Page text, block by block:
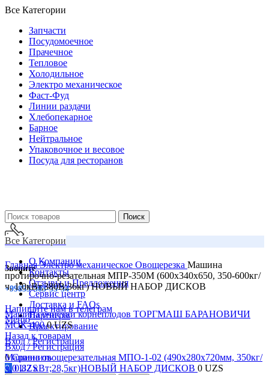
Все Категории
Запчасти
Посудомоечное
Прачечное
Тепловое
Холодильное
Электро механическое
Фаст-Фуд
Линии раздачи
Хлебопекарное
Барное
Нейтральное
Упаковочное и весовое
Посуда для ресторанов
Поиск
Звоните
+99855-503-55-54
Напишите нам в телеграм
Меню
Вход / Регистрация
Все Категории
О Компании
Контакты
Отзывы и Предложения
Сервис центр
Доставка и FAQs
Партнеры
Проектирование
Вход / Регистрация
0 Сравнить
00UZS
ГлавнаяЭлектро механическое Овощерезка Машина
протирочно-резательная МПР-350М (600х340х650, 350-600кг/
ч, 1,0кВт,380В;36кг) НОВЫЙ НАБОР ДИСКОВ
Машина очистки корнеплодов ТОРГМАШ БАРАНОВИЧИ
МОК-4000UZS
Назад к товарам
Машина овощерезательная МПО-1-02 (490x280x720мм, 350кг/
ч, 0,82 кВт;28,5кг)НОВЫЙ НАБОР ДИСКОВ 0 UZS